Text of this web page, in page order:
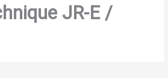
JR-E /